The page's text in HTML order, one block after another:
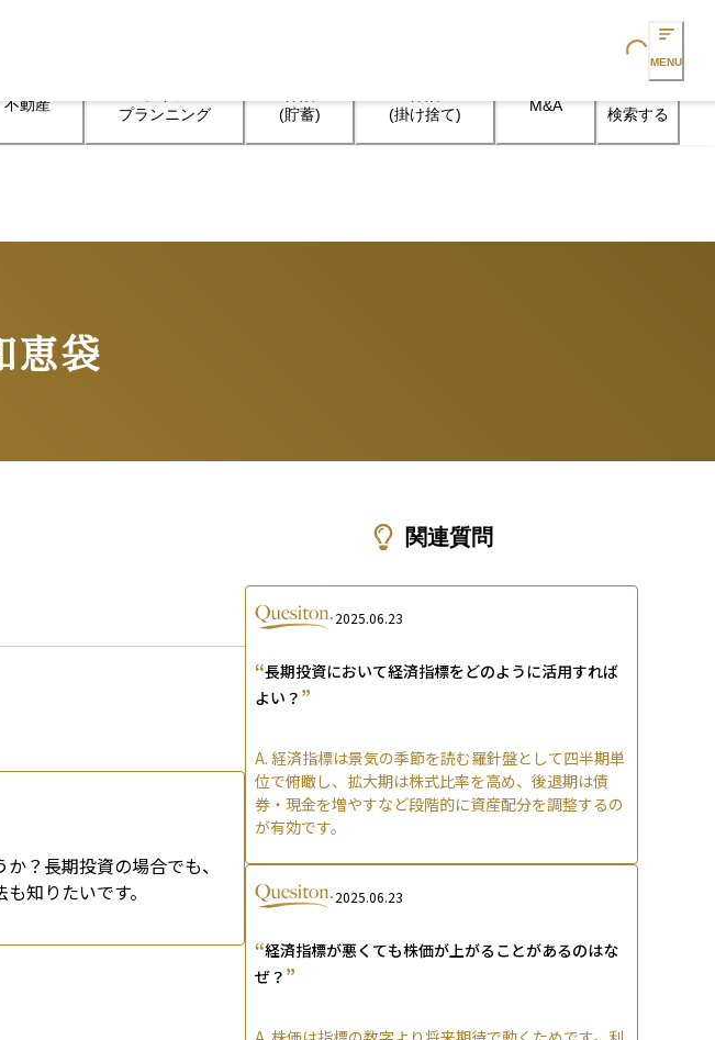
Loading...
MENU
不動産
プランニング
(貯蓄)
(掛け捨て)
M&A 検索する
恵袋
？長期投資の場合でも、
知りたいです。
関連質問
2025.06.23
“長期投資において経済指標をどのように活用すれば
よい？ ”
A. 経済指標は景気の季節を読む羅針盤として四半期単
位で俯瞰し、拡大期は株式比率を高め、後退期は債
券・現金を増やすなど段階的に資産配分を調整するの
が有効です。
2025.06.23
“経済指標が悪くても株価が上がることがあるのはな
ぜ？ ”